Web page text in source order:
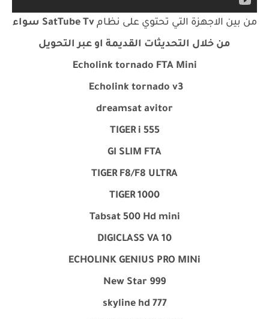
من بين الاجهزة التي تحتوي على نظام
SatTube Tv سواء
من خلال التحديثات القديمة او عبر التحويل
Echolink tornado FTA Mini
Echolink tornado v3
dreamsat avitor
TIGER i 555
GI SLIM FTA
TIGER F8/F8 ULTRA
TIGER1000
Tabsat 500 Hd mini
DIGICLASS VA 10
ECHOLINK GENIUS PRO MINi
New Star 999
skyline hd 777